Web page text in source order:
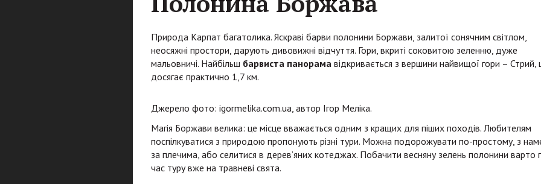
Природа Карпат багатолика. Яскраві барви полонини Боржави, залитої сонячним світлом,
неосяжні простори, дарують дивовижні відчуття. Гори, вкриті соковитою зеленню, дуже
мальовничі. Найбільш барвиста панорама відкривається з вершини найвищої гори – Стрий,
досягає практично 1,7 км.
Джерело фото: igormelika.com.ua, автор Ігор Меліка.
Магія Боржави велика: це місце вважається одним з кращих для піших походів. Любителям
поспілкуватися з природою пропонують різні тури. Можна подорожувати по-простому, з
за плечима, або селитися в дерев’яних котеджах. Побачити весняну зелень полонини варто
час туру вже на травневі свята.